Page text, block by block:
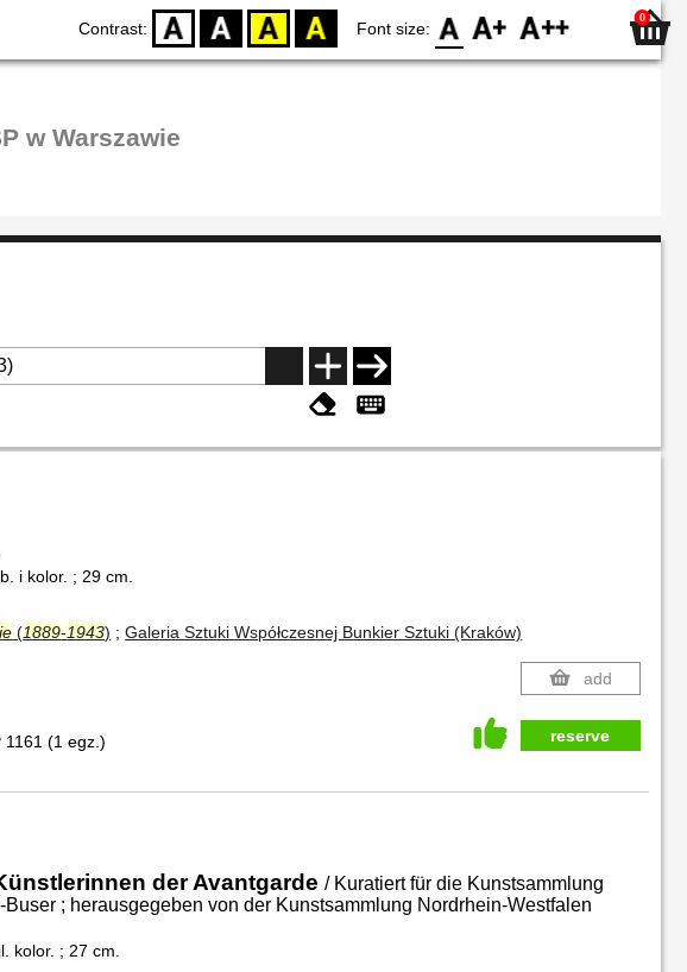
Contrast: D BW YB BY Font size: F0 F1 F2 0
w Warszawie
i kolor. ; 29 cm.
(1889-1943) Galeria Sztuki Współczesnej Bunkier Sztuki (Kraków)
add
1161(1 egz.) reserve
der Avantgarde / Kuratiert für die Kunstsammlung
; herausgegeben von der Kunstsammlung Nordrhein-Westfalen
kolor. ; 27 cm.